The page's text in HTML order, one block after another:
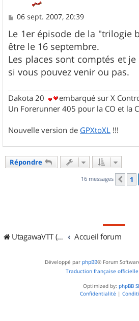
M
s
s
a
g
e
06 sept. 2007, 20:39
Le 1er épisode de la "trilogie
être le 16 septembre.
Les places sont comptés et
si vous pouvez venir ou pas.
Dakota 20
embarqué sur X
Un Forerunner 405 pour la CO et la
Nouvelle version de GPXtoXL !!!
Répondre
16 messages 1
UtagawaVTT (Randos VTT et VTTAE avec traces GPS) Accueil forum
Développé par phpBB® Forum
Traduction française officielle
Optimized by: phpBB
Confidentialité |